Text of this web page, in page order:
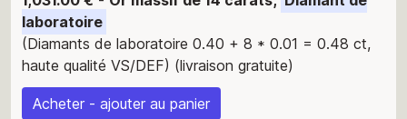
laboratoire
(Diamants de laboratoire 0.40 + 8 * 0.01 = 0.48 ct,
haute qualité VS/DEF) (livraison gratuite)
Acheter - ajouter au panier